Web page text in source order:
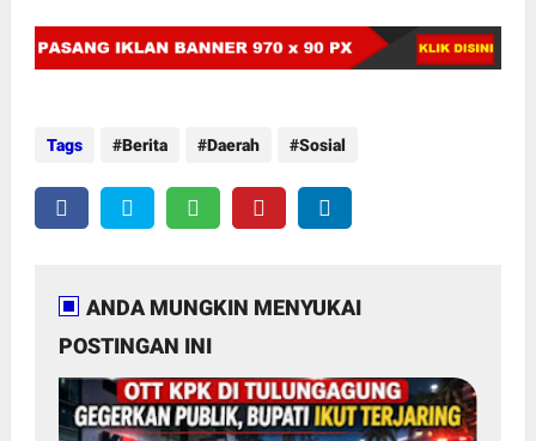
Tags Berita Daerah Sosial
ANDA MUNGKIN MENYUKAI
POSTINGAN INI